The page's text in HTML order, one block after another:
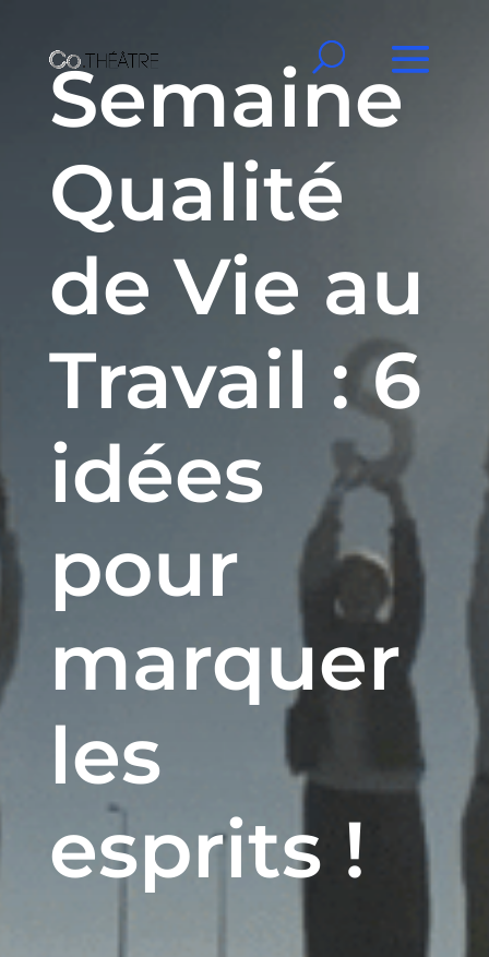
Semaine
Qualité
de Vie au
Travail : 6
idées
pour
marquer
les
esprits !